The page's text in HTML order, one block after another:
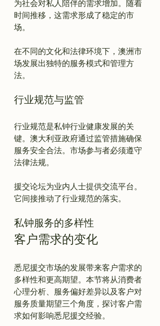
为社会对私人陪伴的需求增加。随着
时间推移，这需求形成了稳定的市
场。
在不同的文化和法律环境下，澳洲市
场发展出独特的服务模式和管理方
行业规范与监管
行业规范是私钟行业健康发展的关
键。澳大利亚政府通过监管措施确保
服务安全合法。市场参与者必须遵守
法律法规。
援交论坛为业内人士提供交流平台。
私钟服务的多样性
客户需求的变化
悉尼援交市场的发展带来客户需求的
多样性和更高期望。本节将从消费者
心理分析、服务偏好差异以及客户对
服务质量期望三个角度，探讨客户需